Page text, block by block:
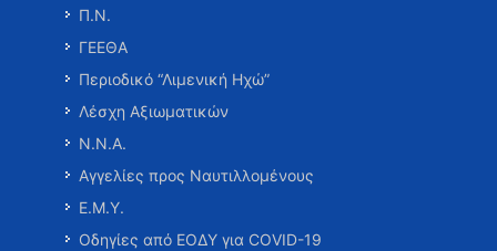
Π.Ν.
ΓΕΕΘΑ
Περιοδικό “Λιμενική Ηχώ”
Λέσχη Αξιωματικών
Ν.Ν.Α.
Αγγελίες προς Ναυτιλλομένους
Ε.Μ.Υ.
Οδηγίες από ΕΟΔΥ για COVID-19